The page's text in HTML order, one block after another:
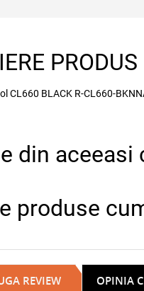
PRODUS
CL660 BLACK R-CL660-
din aceeasi
produse
REVIEW OPINIA